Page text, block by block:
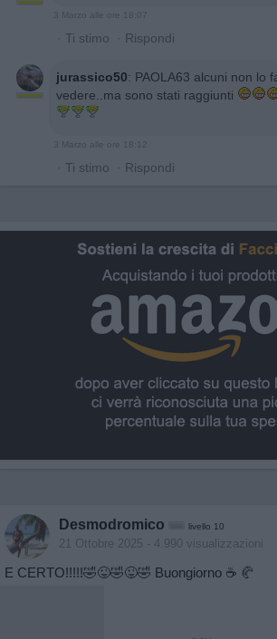
3 Marzo alle ore 18:07
· Ti stimo · Rispondi
jurassico50: PAOLA63 alcuni non lo
vedere..ma sono stati raggiunti
3 Marzo alle ore 18:12
· Ti stimo · Rispondi
Desmodromico livello 10
21 Ottobre 2025 - 4.990 visualizzazioni
E CERTO!!!!!🤣😜🤣😜🤣 Buongiorno ☕️ 🥐